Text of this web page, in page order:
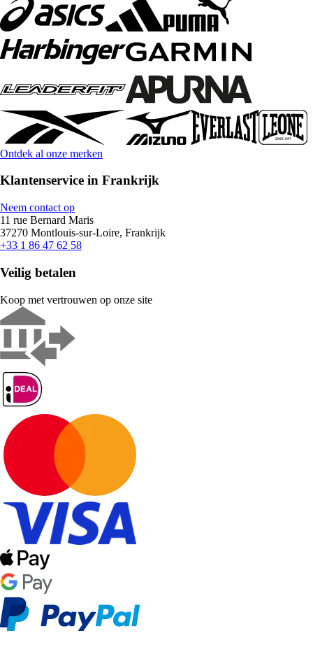
Ontdek al onze merken
Klantenservice in Frankrijk
Neem contact op
11 rue Bernard Maris
37270 Montlouis-sur-Loire, Frankrijk
+33 1 86 47 62 58
Veilig betalen
Koop met vertrouwen op onze site